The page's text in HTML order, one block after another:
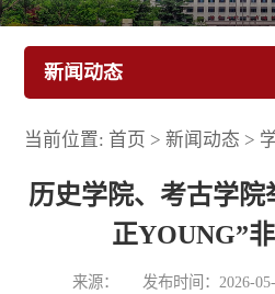
新闻动态
当前位置: 首页 >新闻动态 >
历史学院、考古学院
正YOUNG”
来源： 发布时间：2026-